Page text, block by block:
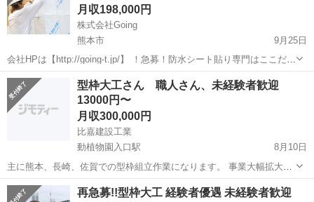
月収198,000円
株式会社Going
熊本市
9月25日
会社HPは【http://going-t.jp/】 ！急募！防水シート貼り専門はここだ
け！ 直行直帰OK！ガソリン代全額会社負担！未経験OK ●木造住宅等
の防水シート貼り・テープ貼り・ゴミ拾いといった簡単なお仕事で...
熊本 熊本市 大工
型枠大工さん 職人さん、未経験者歓迎
13000円〜
月収300,000円
比嘉建設工業
動植物園入口駅
8月10日
主に熊本、長崎、佐賀での型枠組立作業になります。 事業大幅拡大に
つき多人数募集します！給料形態ご相談に応じます。（日払い、週払
い、月給など） ほぼ残業もありません。出張時には、別途手当支給し
熊本 熊本市 動植物園入口駅 大工 型枠
再急募!!型枠大工 経験者優遇 未経験者歓迎